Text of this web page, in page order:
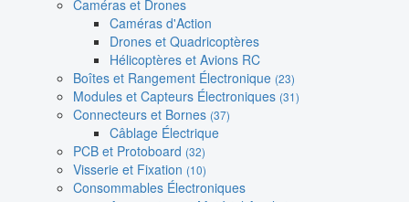
Caméras et Drones
Caméras d'Action
Drones et Quadricoptères
Hélicoptères et Avions RC
Boîtes et Rangement Électronique (23)
Modules et Capteurs Électroniques (31)
Connecteurs et Bornes (37)
Câblage Électrique
PCB et Protoboard (32)
Visserie et Fixation (10)
Consommables Électroniques